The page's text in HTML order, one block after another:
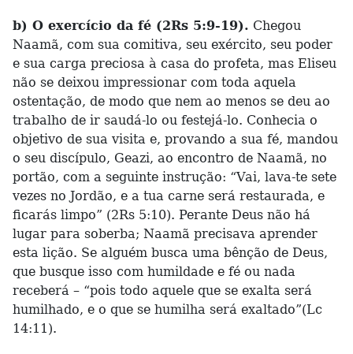
b) O exercício da fé (2Rs 5:9-19). Chegou
Naamã, com sua comitiva, seu exército, seu poder
e sua carga preciosa à casa do profeta, mas Eliseu
não se deixou impressionar com toda aquela
ostentação, de modo que nem ao menos se deu ao
trabalho de ir saudá-lo ou festejá-lo. Conhecia o
objetivo de sua visita e, provando a sua fé, mandou
o seu discípulo, Geazi, ao encontro de Naamã, no
portão, com a seguinte instrução: “Vai, lava-te sete
vezes no Jordão, e a tua carne será restaurada, e
ficarás limpo” (2Rs 5:10). Perante Deus não há
lugar para soberba; Naamã precisava aprender
esta lição. Se alguém busca uma bênção de Deus,
que busque isso com humildade e fé ou nada
receberá – “pois todo aquele que se exalta será
humilhado, e o que se humilha será exaltado”(Lc
14:11).